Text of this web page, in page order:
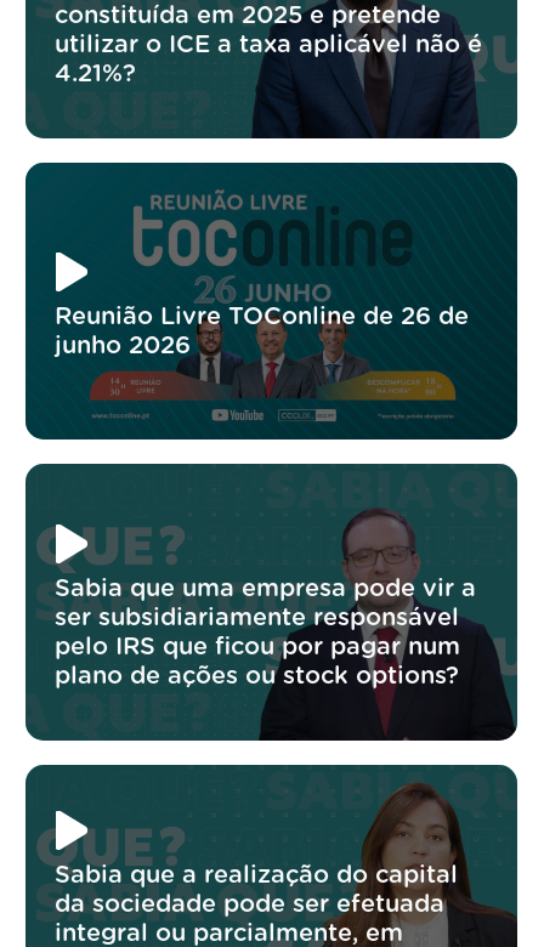
constituída em 2025 e pretende
utilizar o ICE a taxa aplicável não é
4.21%?
Reunião Livre TOConline de 26 de
junho 2026
Sabia que uma empresa pode vir a
ser subsidiariamente responsável
pelo IRS que ficou por pagar num
plano de ações ou stock options?
Sabia que a realização do capital
da sociedade pode ser efetuada
integral ou parcialmente, em